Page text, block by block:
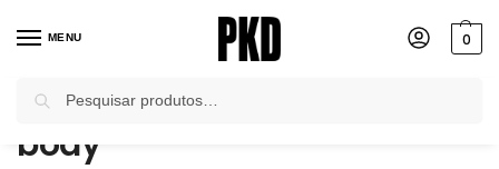
MENU 0
Início / Produtos marcados com a tag “body”
body